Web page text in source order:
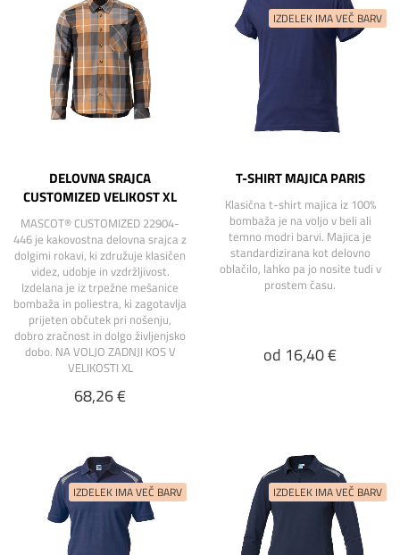
DELOVNA SRAJCA
CUSTOMIZED VELIKOST XL
MASCOT® CUSTOMIZED 22904-
446 je kakovostna delovna srajca z
dolgimi rokavi, ki združuje klasičen
videz, udobje in vzdržljivost.
Izdelana je iz trpežne mešanice
bombaža in poliestra, ki zagotavlja
prijeten občutek pri nošenju,
dobro zračnost in dolgo življenjsko
dobo. NA VOLJO ZADNJI KOS V
VELIKOSTI XL
68,26 €
T-SHIRT MAJICA PARIS
Klasična t-shirt majica iz 100%
bombaža je na voljo v beli ali
temno modri barvi. Majica je
standardizirana kot delovno
oblačilo, lahko pa jo nosite tudi v
prostem času.
od 16,40 €